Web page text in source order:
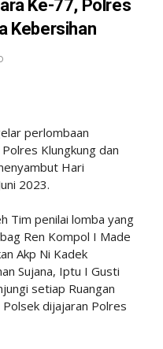
Ke-77, Polres
Kebersihan
perlombaan
Klungkung dan
Hari
2023.
Tim penilai lomba yang
Ren Kompol I Made
Akp Ni Kadek
Sujana, Iptu I Gusti
setiap Ruangan
dijajaran Polres